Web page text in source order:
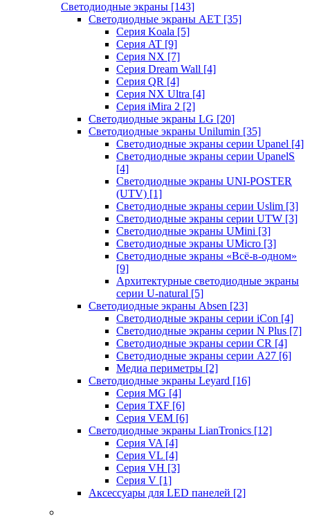
Светодиодные экраны [143]
Светодиодные экраны AET [35]
Cерия Koala [5]
Серия AT [9]
Серия NX [7]
Серия Dream Wall [4]
Серия QR [4]
Серия NX Ultra [4]
Серия iMira 2 [2]
Светодиодные экраны LG [20]
Светодиодные экраны Unilumin [35]
Светодиодные экраны серии Upanel [4]
Светодиодные экраны серии UpanelS
[4]
Светодиодные экраны UNI-POSTER
(UTV) [1]
Светодиодные экраны серии Uslim [3]
Светодиодные экраны серии UTW [3]
Светодиодные экраны UMini [3]
Светодиодные экраны UMicro [3]
Светодиодные экраны «Всё-в-одном»
[9]
Архитектурные светодиодные экраны
серии U-natural [5]
Светодиодные экраны Absen [23]
Светодиодные экраны серии iCon [4]
Светодиодные экраны серии N Plus [7]
Светодиодные экраны серии CR [4]
Светодиодные экраны серии А27 [6]
Медиа периметры [2]
Светодиодные экраны Leyard [16]
Серия MG [4]
Серия TXF [6]
Серия VEM [6]
Светодиодные экраны LianTronics [12]
Серия VA [4]
Серия VL [4]
Серия VH [3]
Серия V [1]
Аксессуары для LED панелей [2]